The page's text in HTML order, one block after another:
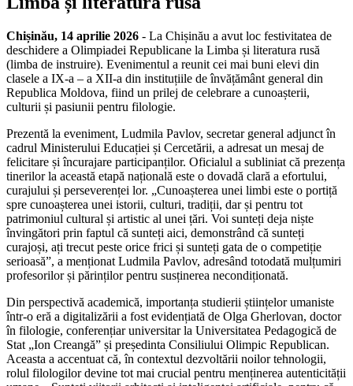
Chișinău, 14 aprilie 2026 - La Chișinău a avut loc festivitatea de
deschidere a Olimpiadei Republicane la Limba și literatura rusă
(limba de instruire). Evenimentul a reunit cei mai buni elevi din
clasele a IX-a – a XII-a din instituțiile de învățământ general din
Republica Moldova, fiind un prilej de celebrare a cunoașterii,
culturii și pasiunii pentru filologie.
Prezentă la eveniment, Ludmila Pavlov, secretar general adjunct în
cadrul Ministerului Educației și Cercetării, a adresat un mesaj de
felicitare și încurajare participanților. Oficialul a subliniat că prezența
tinerilor la această etapă națională este o dovadă clară a efortului,
curajului și perseverenței lor. „Cunoașterea unei limbi este o portiță
spre cunoașterea unei istorii, culturi, tradiții, dar și pentru tot
patrimoniul cultural și artistic al unei țări. Voi sunteți deja niște
învingători prin faptul că sunteți aici, demonstrând că sunteți
curajoși, ați trecut peste orice frici și sunteți gata de o competiție
serioasă”, a menționat Ludmila Pavlov, adresând totodată mulțumiri
profesorilor și părinților pentru susținerea necondiționată.
Din perspectivă academică, importanța studierii științelor umaniste
într-o eră a digitalizării a fost evidențiată de Olga Gherlovan, doctor
în filologie, conferențiar universitar la Universitatea Pedagogică de
Stat „Ion Creangă” și președinta Consiliului Olimpic Republican.
Aceasta a accentuat că, în contextul dezvoltării noilor tehnologii,
rolul filologilor devine tot mai crucial pentru menținerea autenticității